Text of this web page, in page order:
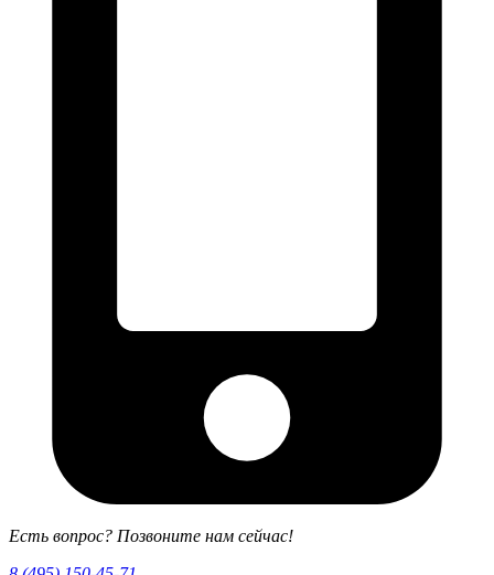
Есть вопрос? Позвоните нам сейчас!